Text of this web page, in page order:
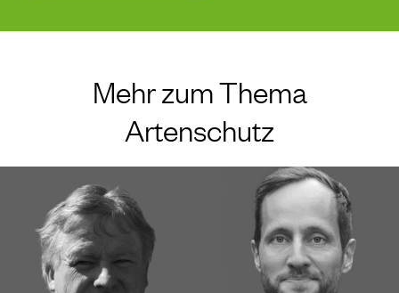
Mehr zum Thema
Artenschutz